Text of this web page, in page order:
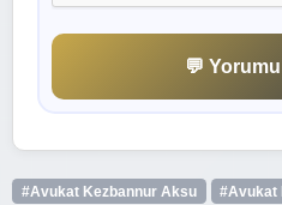
💬
#Avukat Kezbannur Aksu
#Avukat